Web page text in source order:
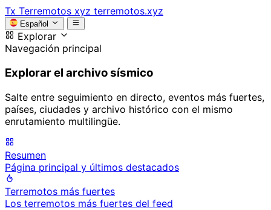
Tx Terremotos xyz terremotos.xyz
Español
Explorar
Navegación principal
Explorar el archivo sísmico
Salte entre seguimiento en directo, eventos más fuertes,
países, ciudades y archivo histórico con el mismo
enrutamiento multilingüe.
Resumen
Página principal y últimos destacados
Terremotos más fuertes
Los terremotos más fuertes del feed